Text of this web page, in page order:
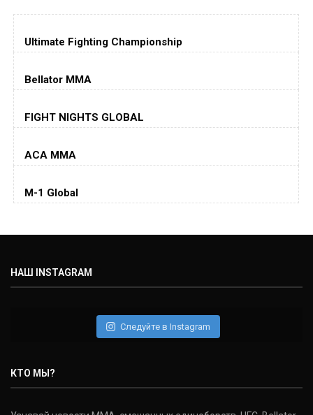
(19-5-1, 0)
Дастин Порье
(26-6-0, 1)
Jorge Masvidal
Колби Ковингтон
Дэниель Кормье
(22-2-0, 1)
Ultimate Fighting Championship
Bellator MMA
FIGHT NIGHTS GLOBAL
ACA MMA
M-1 Global
НАШ INSTAGRAM
Следуйте в Instagram
КТО МЫ?